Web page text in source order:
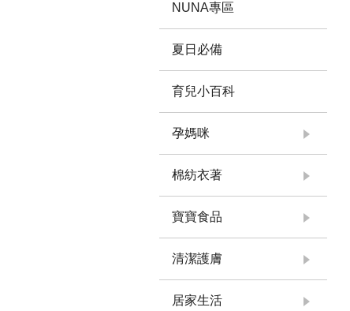
NUNA專區
夏日必備
育兒小百科
孕媽咪
棉紡衣著
寶寶食品
清潔護膚
居家生活